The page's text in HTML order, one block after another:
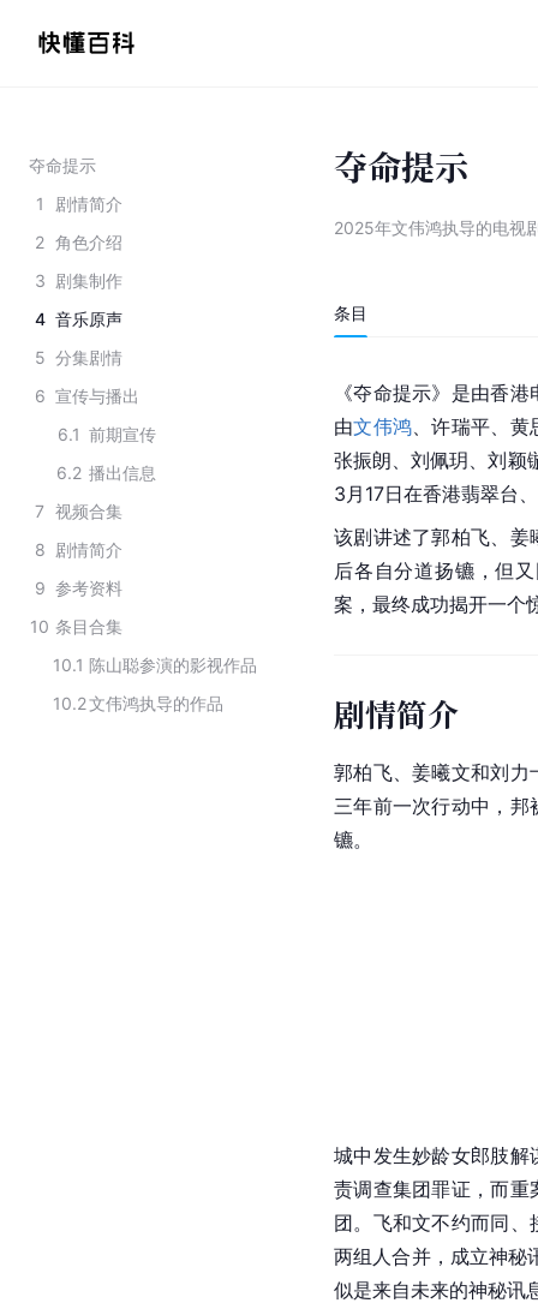
夺命提示
1
剧情简介
2 角色介绍
3 剧集制作
4 音乐原声
5 分集剧情
6 宣传与播出
6.1 前期宣传
6.2 播出信息
7 视频合集
8 剧情简介
9 参考资料
10 条目合集
10.1 陈山聪参演的影视作品
10.2文伟鸿执导的作品
夺命提示
2025年文伟鸿执导的电视
条目
《夺命提示》是由香
由文伟鸿 、许瑞平、
张振朗、刘佩玥、刘颖
3月17日在香港翡翠台、
该剧讲述了郭柏飞、姜
后各自分道扬镳，但
案，最终成功揭开一个
剧情简介
郭柏飞、姜曦文和刘力
三年前一次行动中，
镳。
城中发生妙龄女郎肢解
责调查集团罪证，而重
团。飞和文不约而同
两组人合并，成立神秘
似是来自未来的神秘讯